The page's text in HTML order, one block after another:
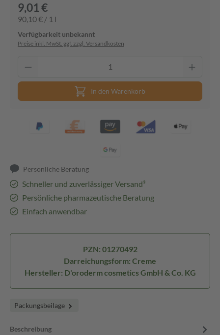
9,01 €
90,10 € / 1 l
Verfügbarkeit unbekannt
Preise inkl. MwSt. ggf. zzgl. Versandkosten
In den Warenkorb
Persönliche Beratung
Schneller und zuverlässiger Versand³
Persönliche pharmazeutische Beratung
Einfach anwendbar
PZN: 01270492
Darreichungsform: Creme
Hersteller: D'oroderm cosmetics GmbH & Co. KG
Packungsbeilage
Beschreibung